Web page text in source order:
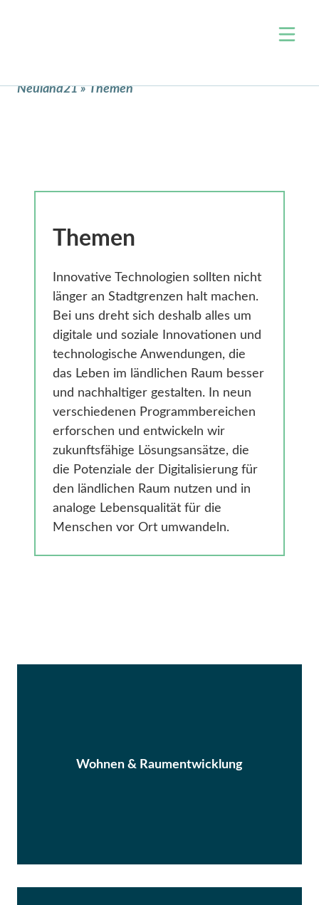
Über uns
Klimaschutz & Nachhaltigkeit
Nahversorgung
Gesundheit
Smarte Ländliche Regionen
Blog
Unterstützen
Newsletter
Presse
Themen
Innovative Technologien sollten nicht
länger an Stadtgrenzen halt machen.
Bei uns dreht sich deshalb alles um
digitale und soziale Innovationen und
technologische Anwendungen, die
das Leben im ländlichen Raum besser
und nachhaltiger gestalten. In neun
verschiedenen Programmbereichen
erforschen und entwickeln wir
zukunftsfähige Lösungsansätze, die
die Potenziale der Digitalisierung für
den ländlichen Raum nutzen und in
analoge Lebensqualität für die
Menschen vor Ort umwandeln.
Neuland21 » Themen
Wohnen & Raumentwicklung